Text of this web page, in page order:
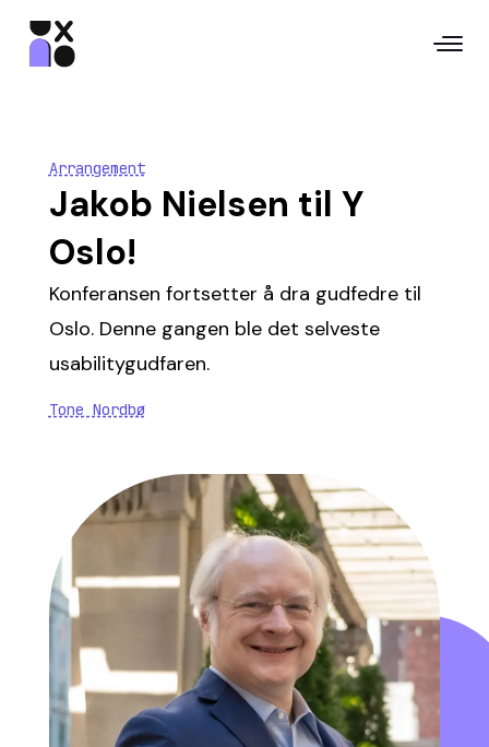
Arrangement
Jakob Nielsen til Y
Oslo!
Konferansen fortsetter å dra gudfedre til
Oslo. Denne gangen ble det selveste
usabilitygudfaren.
Tone Nordbø